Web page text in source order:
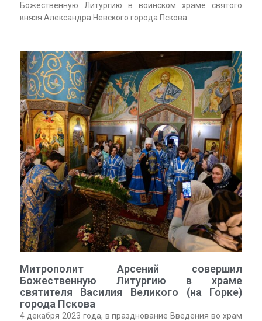
Божественную Литургию в воинском храме святого
князя Александра Невского города Пскова.
Митрополит Арсений совершил
Божественную Литургию в храме
святителя Василия Великого (на Горке)
города Пскова
4 декабря 2023 года, в празднование Введения во храм